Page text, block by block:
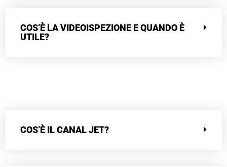
COS’È LA VIDEOISPEZIONE E QUANDO È
UTILE?
COS’È IL CANAL JET?